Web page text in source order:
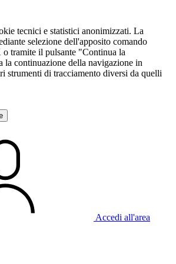
tecnici e statistici anonimizzati. La
selezione dell'apposito comando
tramite il pulsante "Continua la
la continuazione della navigazione in
strumenti di tracciamento diversi da quelli
Accedi all'area